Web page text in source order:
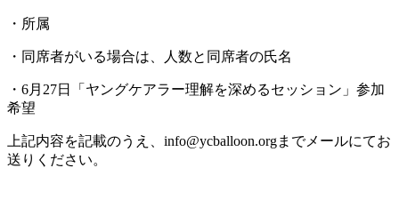
・所属
・同席者がいる場合は、人数と同席者の氏名
・6月27日「ヤングケアラー理解を深めるセッション」参加
希望
上記内容を記載のうえ、info@ycballoon.orgまでメールにてお
送りください。